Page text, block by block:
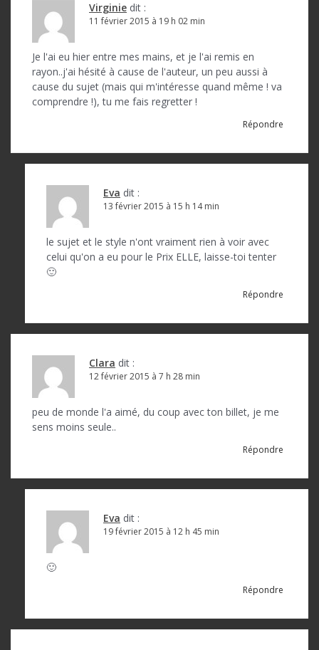
’
Virginie dit :
11 février 2015 à 19 h 02 min
Je l'ai eu hier entre mes mains, et je l'ai remis en
rayon..j'ai hésité à cause de l'auteur, un peu aussi à
cause du sujet (mais qui m'intéresse quand même ! va
comprendre !), tu me fais regretter !
Répondre
Eva dit :
13 février 2015 à 15 h 14 min
le sujet et le style n'ont vraiment rien à voir avec
celui qu'on a eu pour le Prix ELLE, laisse-toi tenter
🙂
Répondre
Clara dit :
12 février 2015 à 7 h 28 min
peu de monde l'a aimé, du coup avec ton billet, je me
sens moins seule..
Répondre
Eva dit :
19 février 2015 à 12 h 45 min
🙂
Répondre